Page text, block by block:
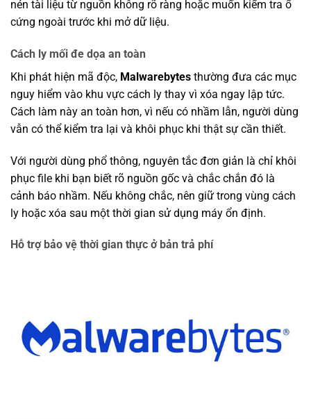
nén tài liệu từ nguồn không rõ ràng hoặc muốn kiểm tra ổ
cứng ngoài trước khi mở dữ liệu.
Cách ly mối đe dọa an toàn
Khi phát hiện mã độc, Malwarebytes thường đưa các mục
nguy hiểm vào khu vực cách ly thay vì xóa ngay lập tức.
Cách làm này an toàn hơn, vì nếu có nhầm lẫn, người dùng
vẫn có thể kiểm tra lại và khôi phục khi thật sự cần thiết.
Với người dùng phổ thông, nguyên tắc đơn giản là chỉ khôi
phục file khi bạn biết rõ nguồn gốc và chắc chắn đó là
cảnh báo nhầm. Nếu không chắc, nên giữ trong vùng cách
ly hoặc xóa sau một thời gian sử dụng máy ổn định.
Hỗ trợ bảo vệ thời gian thực ở bản trả phí